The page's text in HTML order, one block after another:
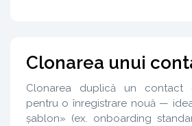
Clonarea unui
Clonarea duplică un contact
pentru o înregistrare nouă —
șablon» (ex. onboarding